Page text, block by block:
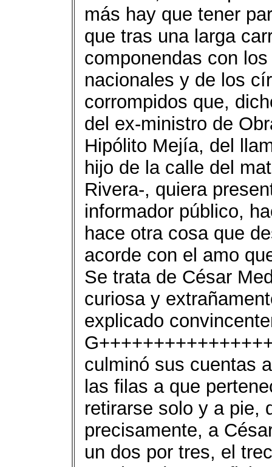
más hay que tener
que tras una larga
componendas con
nacionales y de los
corrompidos que,
del ex-ministro de
Hipólito Mejía, del
hijo de la calle del
Rivera-, quiera
informador público,
hace otra cosa que
acorde con el amo
Se trata de César
curiosa y
explicado
culminó sus cuentas
las filas a que
retirarse solo y a pie,
precisamente, a
un dos por tres, el